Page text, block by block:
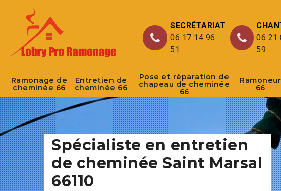
SECRÉTARIAT
06 17 14 96
51
06 21
59
Ramonage de
cheminée 66
Entretien de
cheminée 66
Pose et réparation de
chapeau de cheminée
66
Ramoneur
66
Spécialiste en entretien
de cheminée Saint Marsal
66110